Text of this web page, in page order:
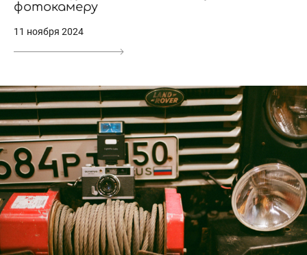
фотокамеру
11 ноября 2024